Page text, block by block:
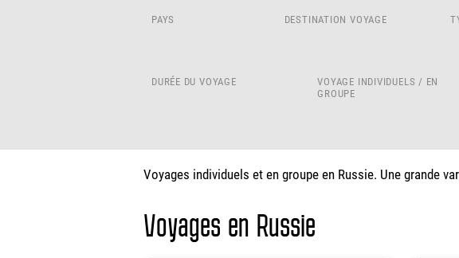
PAYS DESTINATION VOYAGE
DURÉE DU VOYAGE
VOYAGE INDIVIDUELS / EN
GROUPE
Voyages individuels et en groupe en Russie. Une grande
Voyages en Russie